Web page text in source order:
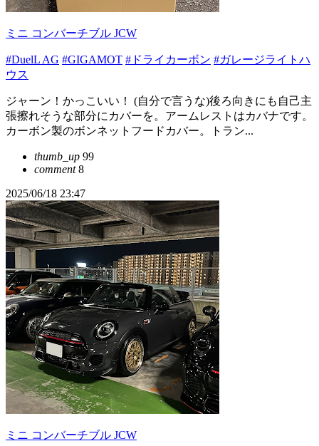
ミニ コンバーチブル JCW
#DuelL AG #GIGAMOT #ドライカーボン #ガレージライトハ
ウス
ジャーン！かっこいい！ (自分で言うな)後ろ向きにも自己主
張擦れそうな部分にカバーを。アームレストはカバナです。
カーボン製のボンネットフードカバー。トラン...
thumb_up 99
comment8
2025/06/18 23:47
ミニ コンバーチブル JCW